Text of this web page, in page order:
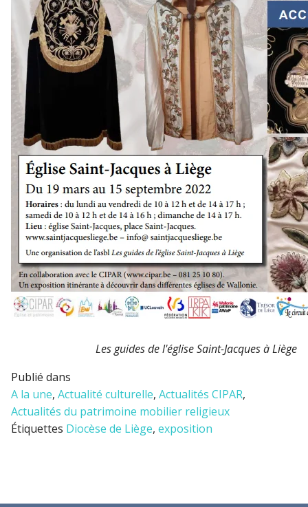
Les guides de l'église Saint-Jacques à Liège
Publié dans
A la une, Actualité culturelle, Actualités CIPAR,
Actualités du patrimoine mobilier religieux
Étiquettes Diocèse de Liège, exposition